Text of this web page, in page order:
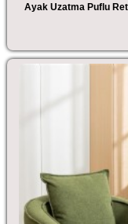
Ayak Uzatma Puflu